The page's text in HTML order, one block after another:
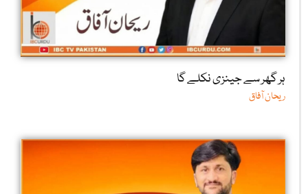
ہر گھر سے جینزی نکلے گا
ریحان آفاق